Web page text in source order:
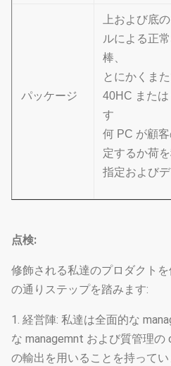
パッケージ
上および底
ルによる正
棒、
とにかくま
40HC または
す
何 PC が顧
定するか荷
指定およびデ
点検:
修飾される私達のプロダクト
の通りステップを踏みます:
1. 経営陣: 私達は全面的な
な managemnt および質管理の
の輸出を用いることを持ってい